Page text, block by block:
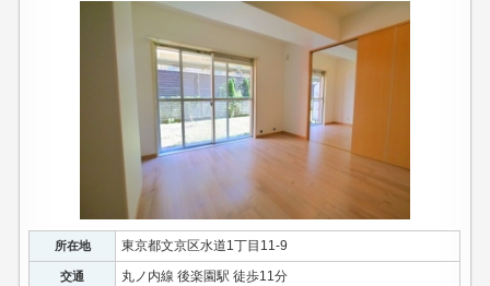
所在地 東京都文京区水道1丁目11-9
交通 丸ノ内線 後楽園駅 徒歩11分